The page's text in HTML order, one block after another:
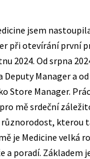
jsem
při otevírání první
2024. Od srpna
Deputy Manager a
Store Manager.
mě srdeční
různorodost, kterou
je Medicine velká
a poradí. Základem